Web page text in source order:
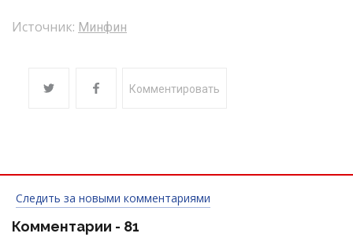
Источник: Минфин
Комментировать
Следить за новыми комментариями
Комментарии - 81